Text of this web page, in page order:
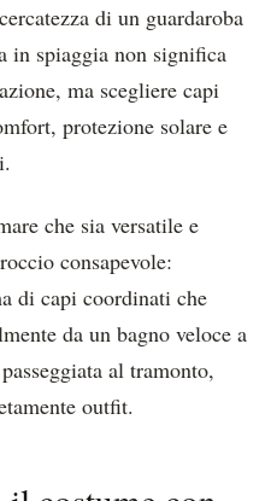
di un guardaroba
in spiaggia non significa
ma scegliere capi
protezione solare e
che sia versatile e
consapevole:
di capi coordinati che
da un bagno veloce a
al tramonto,
outfit.